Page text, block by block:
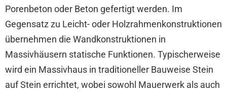
Porenbeton oder Beton gefertigt werden. Im
Gegensatz zu Leicht- oder Holzrahmenkonstruktionen
übernehmen die Wandkonstruktionen in
Massivhäusern statische Funktionen. Typischerweise
wird ein Massivhaus in traditioneller Bauweise Stein
auf Stein errichtet, wobei sowohl Mauerwerk als auch